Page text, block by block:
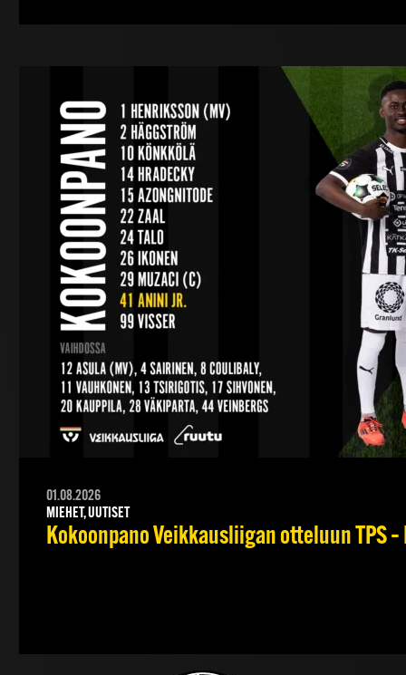
01.08.2026
MIEHET, UUTISET
Kokoonpano Veikkausliigan otteluun TPS